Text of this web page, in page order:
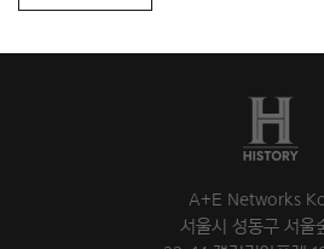
A+E Networks
서울시 성동구 서울